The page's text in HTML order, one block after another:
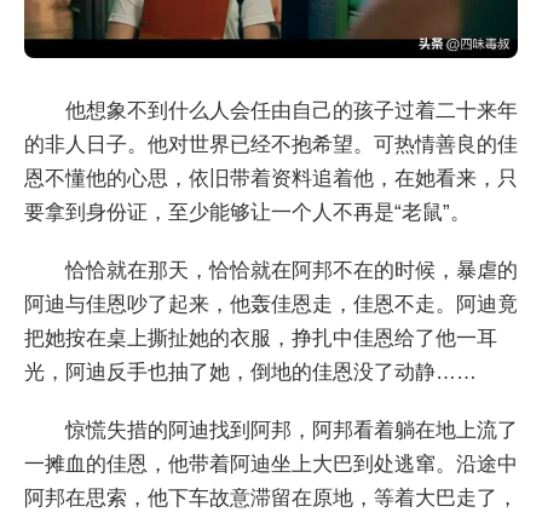
他想象不到什么人会任由自己的孩子过着二十来年
的非人日子。他对世界已经不抱希望。可热情善良的佳
恩不懂他的心思，依旧带着资料追着他，在她看来，只
要拿到身份证，至少能够让一个人不再是“老鼠”。
恰恰就在那天，恰恰就在阿邦不在的时候，暴虐的
阿迪与佳恩吵了起来，他轰佳恩走，佳恩不走。阿迪竟
把她按在桌上撕扯她的衣服，挣扎中佳恩给了他一耳
光，阿迪反手也抽了她，倒地的佳恩没了动静……
惊慌失措的阿迪找到阿邦，阿邦看着躺在地上流了
一摊血的佳恩，他带着阿迪坐上大巴到处逃窜。沿途中
阿邦在思索，他下车故意滞留在原地，等着大巴走了，